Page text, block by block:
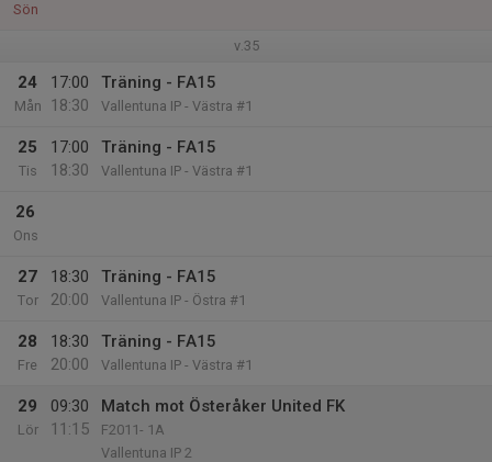
Sön
v.35
24
Mån
17:00
18:30
Träning - FA15
Vallentuna IP - Västra #1
25
Tis
17:00
18:30
Träning - FA15
Vallentuna IP - Västra #1
26
Ons
27
Tor
18:30
20:00
Träning - FA15
Vallentuna IP - Östra #1
28
Fre
18:30
20:00
Träning - FA15
Vallentuna IP - Västra #1
29
Lör
09:30
11:15
Match mot Österåker United FK
F2011- 1A
Vallentuna IP 2